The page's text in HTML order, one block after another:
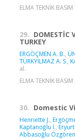
ELMA TEKNİK
29. DOMESTİC
TURKEY
ERGÖÇMEN A. B.,
TÜRKYILMAZ A. S.,
al.
ELMA TEKNİK
30. Domestic
Henrıette J.,
Kaptanoğlu İ.,
Abbasoğlu